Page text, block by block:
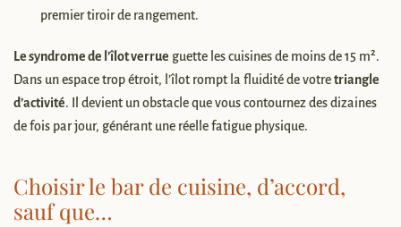
premier tiroir de rangement.
Le syndrome de l’îlot verrue guette les cuisines de moins de 15 m².
Dans un espace trop étroit, l’îlot rompt la fluidité de votretriangle
d’activité. Il devient un obstacle que vous contournez des dizaines
de fois par jour, générant une réelle fatigue physique.
Choisir le bar de cuisine, d’accord,
sauf que…